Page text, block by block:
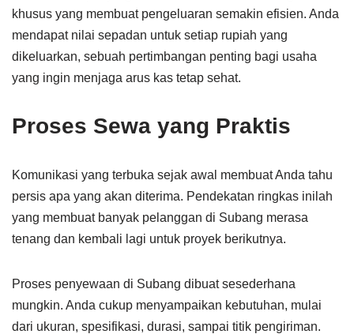
khusus yang membuat pengeluaran semakin efisien. Anda
mendapat nilai sepadan untuk setiap rupiah yang
dikeluarkan, sebuah pertimbangan penting bagi usaha
yang ingin menjaga arus kas tetap sehat.
Proses Sewa yang Praktis
Komunikasi yang terbuka sejak awal membuat Anda tahu
persis apa yang akan diterima. Pendekatan ringkas inilah
yang membuat banyak pelanggan di Subang merasa
tenang dan kembali lagi untuk proyek berikutnya.
Proses penyewaan di Subang dibuat sesederhana
mungkin. Anda cukup menyampaikan kebutuhan, mulai
dari ukuran, spesifikasi, durasi, sampai titik pengiriman.